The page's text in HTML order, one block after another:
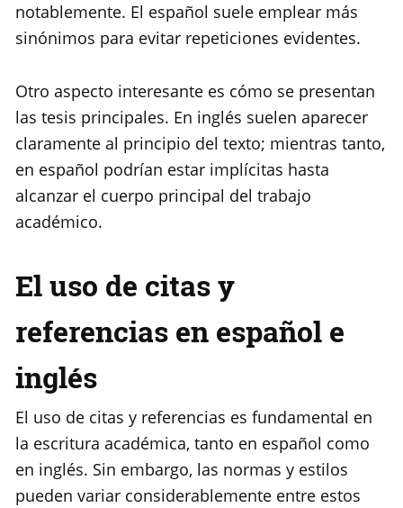
notablemente. El español suele emplear más
sinónimos para evitar repeticiones evidentes.
Otro aspecto interesante es cómo se presentan
las tesis principales. En inglés suelen aparecer
claramente al principio del texto; mientras tanto,
en español podrían estar implícitas hasta
alcanzar el cuerpo principal del trabajo
académico.
El uso de citas y
referencias en español e
inglés
El uso de citas y referencias es fundamental en
la escritura académica, tanto en español como
en inglés. Sin embargo, las normas y estilos
pueden variar considerablemente entre estos